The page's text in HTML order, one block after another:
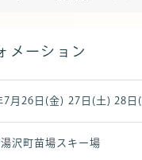
メーション
7月26日(金) 27日(土) 28日
沢町苗場スキー場